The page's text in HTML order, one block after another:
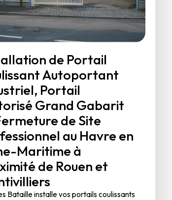
de Portail
Autoportant
Portail
Grand Gabarit
de Site
au Havre en
Maritime à
de Rouen et
Bataille installe vos portails coulissants